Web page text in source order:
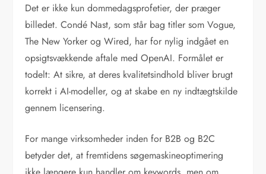
Det er ikke kun dommedagsprofetier, der præger
billedet. Condé Nast, som står bag titler som Vogue,
The New Yorker og Wired, har for nylig indgået en
opsigtsvækkende aftale med OpenAI. Formålet er
todelt: At sikre, at deres kvalitetsindhold bliver brugt
korrekt i AI-modeller, og at skabe en ny indtægtskilde
gennem licensering.
For mange virksomheder inden for B2B og B2C
betyder det, at fremtidens søgemaskineoptimering